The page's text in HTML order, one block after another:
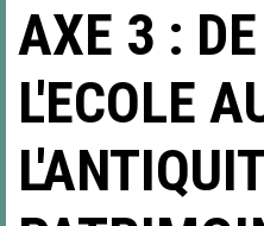
AXE 3 : DE
L'ECOLE